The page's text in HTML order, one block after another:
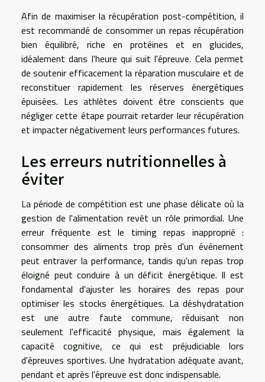
Afin de maximiser la récupération post-compétition, il
est recommandé de consommer un repas récupération
bien équilibré, riche en protéines et en glucides,
idéalement dans l'heure qui suit l'épreuve. Cela permet
de soutenir efficacement la réparation musculaire et de
reconstituer rapidement les réserves énergétiques
épuisées. Les athlètes doivent être conscients que
négliger cette étape pourrait retarder leur récupération
et impacter négativement leurs performances futures.
Les erreurs nutritionnelles à
éviter
La période de compétition est une phase délicate où la
gestion de l'alimentation revêt un rôle primordial. Une
erreur fréquente est le timing repas inapproprié :
consommer des aliments trop près d'un événement
peut entraver la performance, tandis qu'un repas trop
éloigné peut conduire à un déficit énergétique. Il est
fondamental d'ajuster les horaires des repas pour
optimiser les stocks énergétiques. La déshydratation
est une autre faute commune, réduisant non
seulement l'efficacité physique, mais également la
capacité cognitive, ce qui est préjudiciable lors
d'épreuves sportives. Une hydratation adéquate avant,
pendant et après l'épreuve est donc indispensable.